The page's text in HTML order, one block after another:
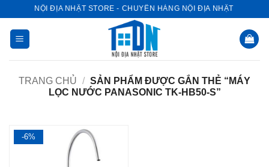
dung
NỘI ĐỊA NHẬT STORE - CHUYÊN HÀNG NỘI ĐỊA NHẬT
TRANG CHỦ / SẢN PHẨM ĐƯỢC GẮN THẺ “MÁY
LỌC NƯỚC PANASONIC TK-HB50-S”
-6%